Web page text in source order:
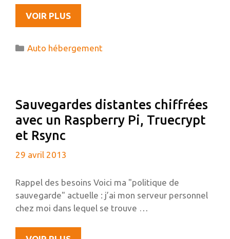
VOIR PLUSLIBÉRONS
LE
AVEC
Catégories
Auto hébergement
Sauvegardes distantes chiffrées
avec un Raspberry Pi, Truecrypt
et Rsync
29 avril 2013
Rappel des besoins Voici ma "politique de
sauvegarde" actuelle : j’ai mon serveur personnel
chez moi dans lequel se trouve …